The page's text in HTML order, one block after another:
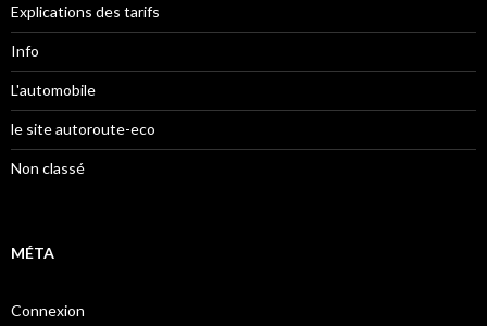
Explications des tarifs
Info
L'automobile
le site autoroute-eco
Non classé
MÉTA
Connexion